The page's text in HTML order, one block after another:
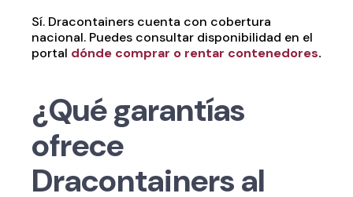
Sí. Dracontainers cuenta con cobertura
nacional. Puedes consultar disponibilidad en el
portal dónde comprar o rentar contenedores.
¿Qué garantías
ofrece
Dracontainers al